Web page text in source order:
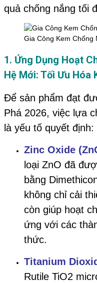
quả chống nắng tối
Gia Công Kem Chống
1. Ứng Dụng Hoạt
Hệ Mới: Tối Ưu Hóa
Để sản phẩm đạt
Phá 2026, việc lựa
là yếu tố quyết định:
Zinc Oxide
loại ZnO đã
bằng
không chỉ cải
còn giúp hoạt
ứng với các
thức.
Titanium
Rutile TiO2